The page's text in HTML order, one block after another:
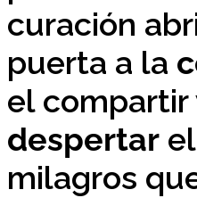
curación
puerta a la
el compartir
despertar
milagros